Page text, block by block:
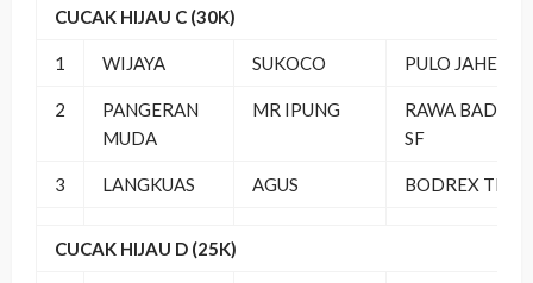
CUCAK HIJAU C (30K)
1 WIJAYA SUKOCO PULO JAHE
2
PANGERAN
MUDA
MR IPUNG
RAWA
SF
3 LANGKUAS AGUS BODREX TEAM
CUCAK HIJAU D (25K)